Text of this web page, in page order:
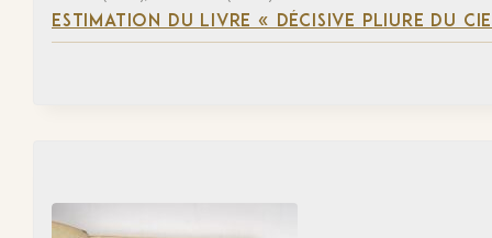
ESTIMATION DU LIVRE « DÉCISIVE PLIURE DU